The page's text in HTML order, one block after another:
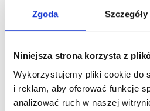
Zgoda Szczegóły
Niniejsza strona korzysta z
Wykorzystujemy pliki cookie do
i reklam, aby oferować funkcje
analizować ruch w naszej
Nowy
Obecnie brak na stanie